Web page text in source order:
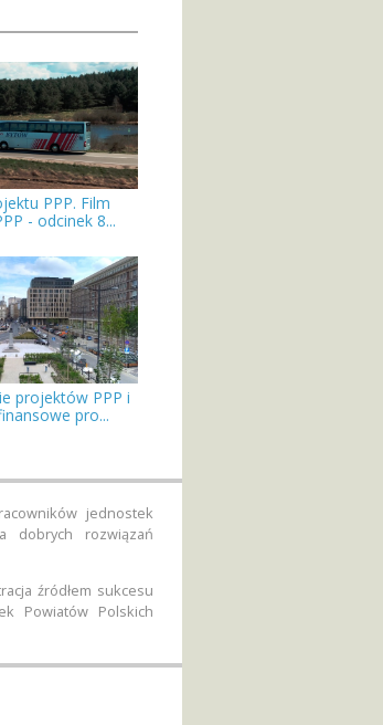
PPP. Film
- odcinek 8...
projektów PPP i
pro...
jednostek
dobrych rozwiązań
źródłem sukcesu
Powiatów Polskich